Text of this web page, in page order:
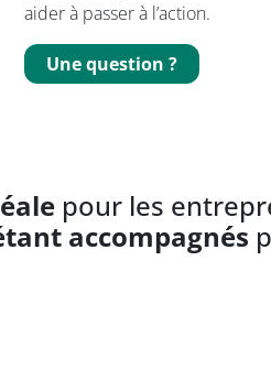
aider à passer à l’action.
Une question ?
pour les
accompagnés